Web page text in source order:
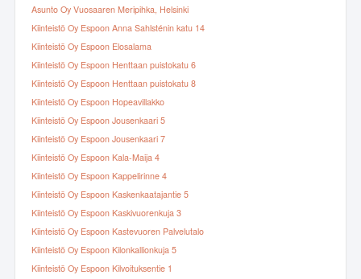
Asunto Oy Vuosaaren Meripihka, Helsinki
Kiinteistö Oy Espoon Anna Sahlsténin katu 14
Kiinteistö Oy Espoon Elosalama
Kiinteistö Oy Espoon Henttaan puistokatu 6
Kiinteistö Oy Espoon Henttaan puistokatu 8
Kiinteistö Oy Espoon Hopeavillakko
Kiinteistö Oy Espoon Jousenkaari 5
Kiinteistö Oy Espoon Jousenkaari 7
Kiinteistö Oy Espoon Kala-Maija 4
Kiinteistö Oy Espoon Kappelirinne 4
Kiinteistö Oy Espoon Kaskenkaatajantie 5
Kiinteistö Oy Espoon Kaskivuorenkuja 3
Kiinteistö Oy Espoon Kastevuoren Palvelutalo
Kiinteistö Oy Espoon Kilonkallionkuja 5
Kiinteistö Oy Espoon Kilvoituksentie 1